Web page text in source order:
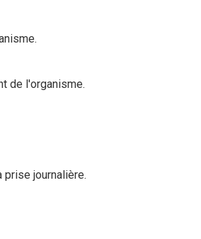
de l'organisme.
prise journalière.